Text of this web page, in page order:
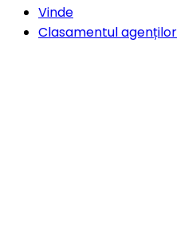
Vinde
Clasamentul agenților